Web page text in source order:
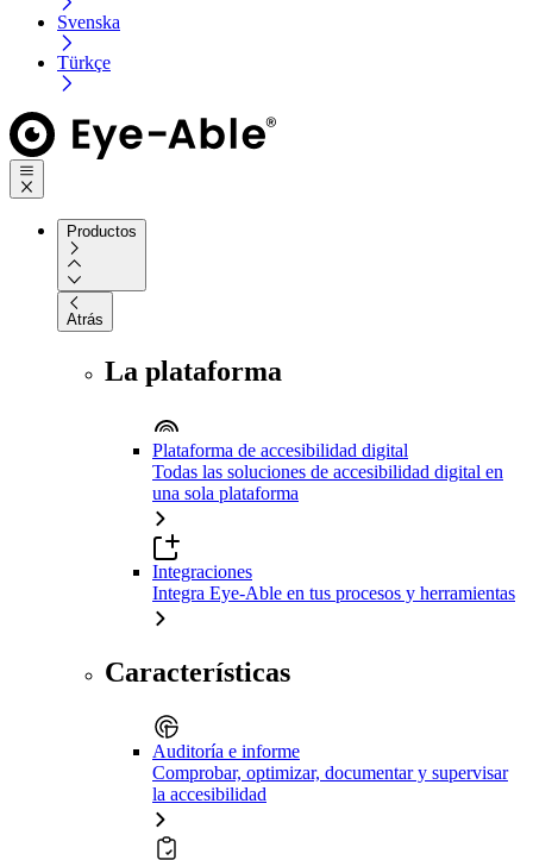
Svenska
Türkçe
Productos
Atrás
La plataforma
Plataforma de accesibilidad digital
Todas las soluciones de accesibilidad digital en
una sola plataforma
Integraciones
Integra Eye-Able en tus procesos y herramientas
Características
Auditoría e informe
Comprobar, optimizar, documentar y supervisar
la accesibilidad